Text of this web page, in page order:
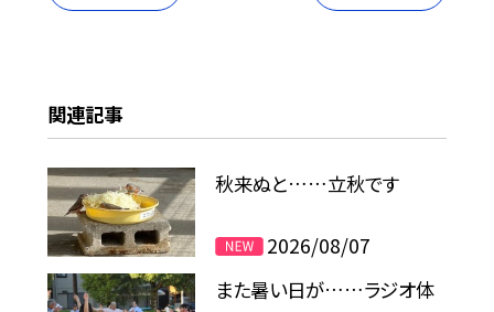
関連記事
秋来ぬと……立秋です
2026/08/07
また暑い日が……ラジオ体